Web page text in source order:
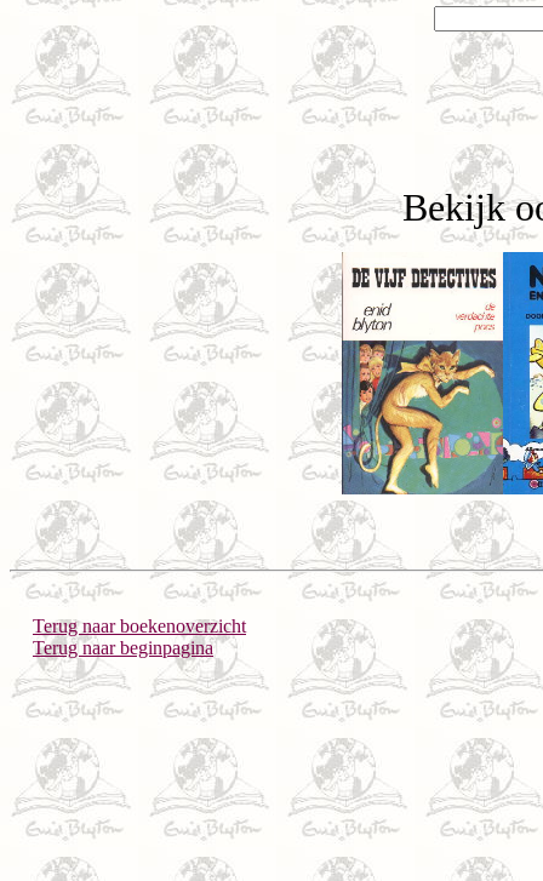
Bekijk
Terug naar boekenoverzicht
Terug naar beginpagina